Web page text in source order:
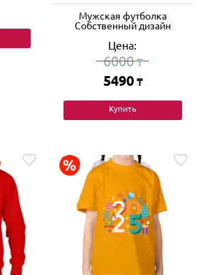
Мужская футболка
Собственный дизайн
Цена:
6000₸
5490 ₸
Купить